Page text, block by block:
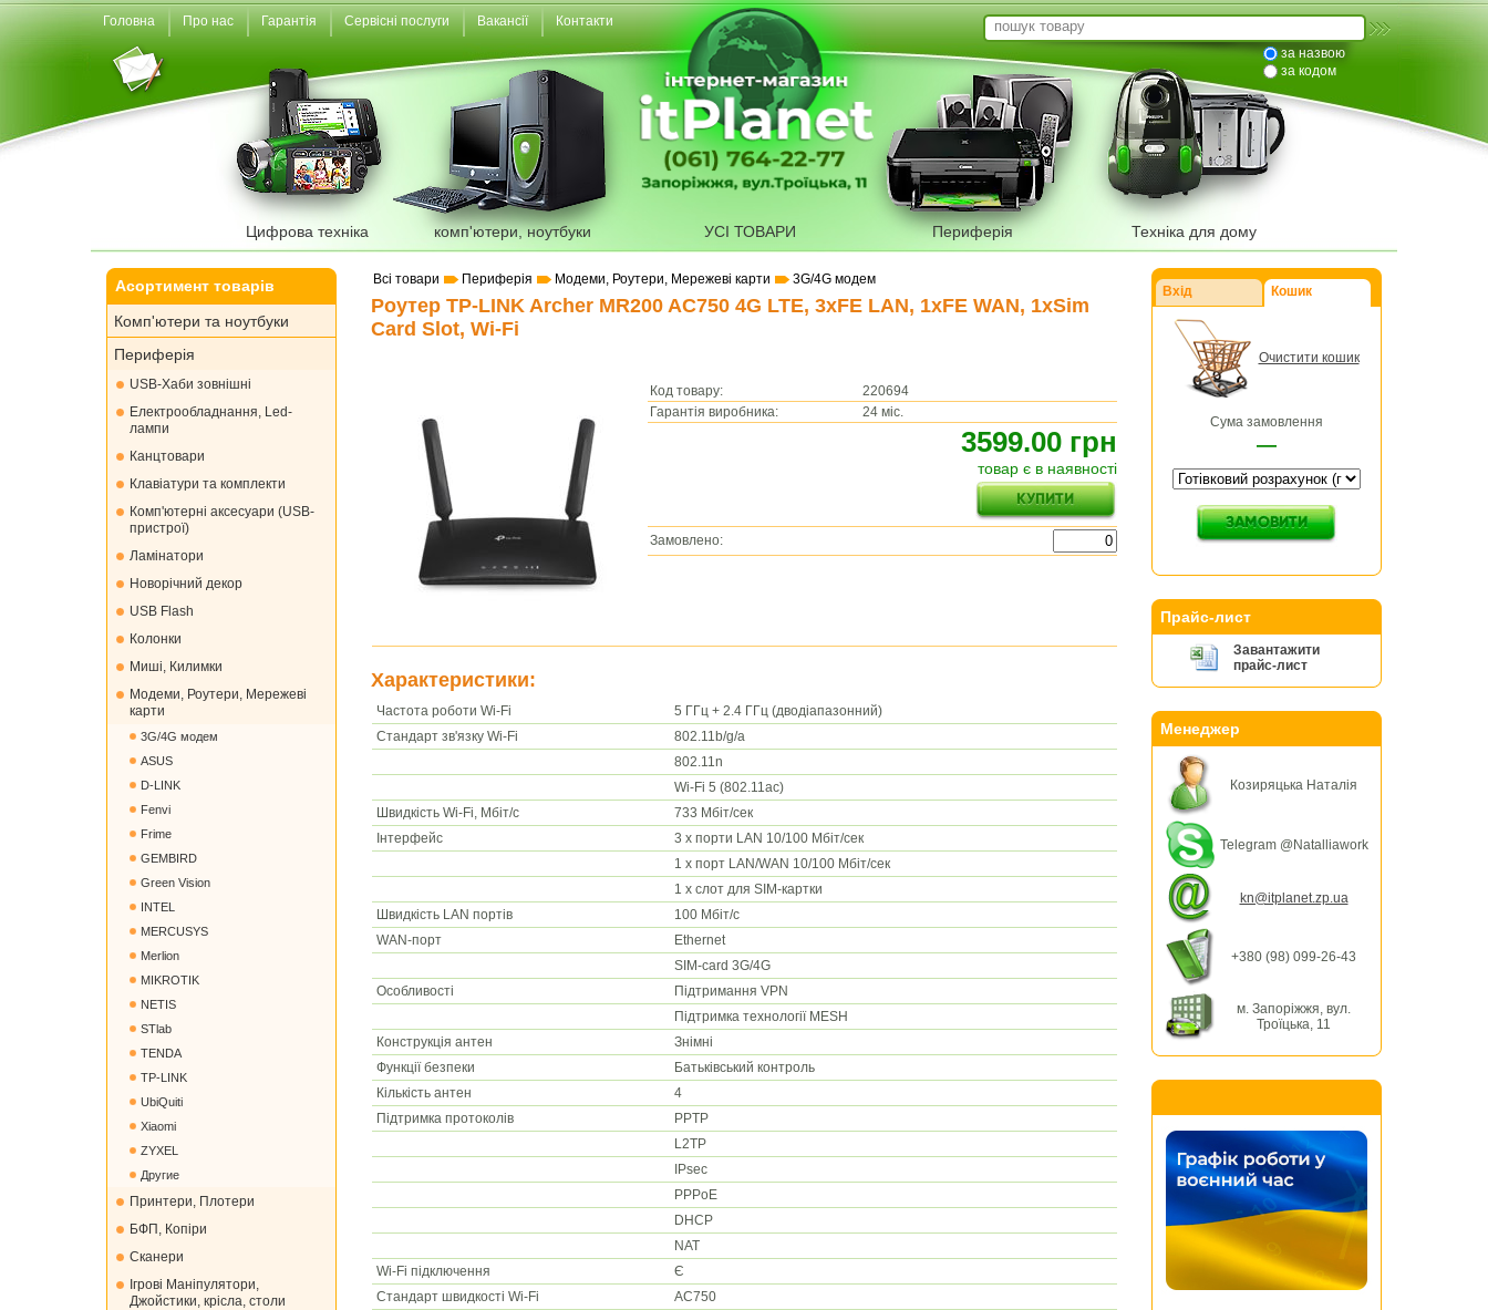
Головна Про нас Гарантія Сервісні послуги Вакансії Контакти
Цифрова техніка комп'ютери, ноутбуки УСІ ТОВАРИ Периферія Техніка для дому
за назвою
за кодом
Асортимент товарів
Комп'ютери та ноутбуки
Периферія
USB-Хаби зовнішні
Електрообладнання, Led-
лампи
Канцтовари
Клавіатури та комплекти
Комп'ютерні аксесуари (USB-
пристрої)
Ламінатори
Новорічний декор
USB Flash
Колонки
Миші, Килимки
Модеми, Роутери, Мережеві
карти
3G/4G модем
ASUS
D-LINK
Fenvi
Frime
GEMBIRD
Green Vision
INTEL
MERCUSYS
Merlion
MIKROTIK
NETIS
STlab
TENDA
TP-LINK
UbiQuiti
Xiaomi
ZYXEL
Другие
Принтери, Плотери
БФП, Копіри
Сканери
Ігрові Маніпулятори,
Джойстики, крісла, столи
Всі товари Периферія Модеми, Роутери, Мережеві карти 3G/4G модем
Роутер TP-LINK Archer MR200 AC750 4G LTE, 3xFE LAN, 1xFE WAN, 1xSim
Card Slot, Wi-Fi
Код товару:
220694
Гарантія виробника:
24 міс.
3599.00 грн
товар є в наявності
Замовлено:
Характеристики:
Частота роботи Wi-Fi
5 ГГц + 2.4 ГГц (дводіапазонний)
Стандарт зв'язку Wi-Fi
802.11b/g/a
802.11n
Wi-Fi 5 (802.11ac)
Швидкість Wi-Fi, Мбіт/с
733 Мбіт/сек
Інтерфейс
3 x порти LAN 10/100 Мбіт/сек
1 x порт LAN/WAN 10/100 Мбіт/сек
1 x слот для SIM-картки
Швидкість LAN портів
100 Мбіт/с
WAN-порт
Ethernet
SIM-card 3G/4G
Особливості
Підтримання VPN
Підтримка технології MESH
Конструкція антен
Знімні
Функції безпеки
Батьківський контроль
Кількість антен
4
Підтримка протоколів
PPTP
L2TP
IPsec
PPPoE
DHCP
NAT
Wi-Fi підключення
Є
Стандарт швидкості Wi-Fi
AC750
Вхід Кошик
Очистити кошик
Сума замовлення
—
Прайс-лист
Завантажити
прайс-лист
Менеджер
Козиряцька Наталія
Telegram @Natalliawork
kn@itplanet.zp.ua
+380 (98) 099-26-43
м. Запоріжжя, вул.
Троїцька, 11